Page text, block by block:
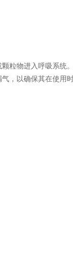
粒物进入呼吸系
，以确保其在使用